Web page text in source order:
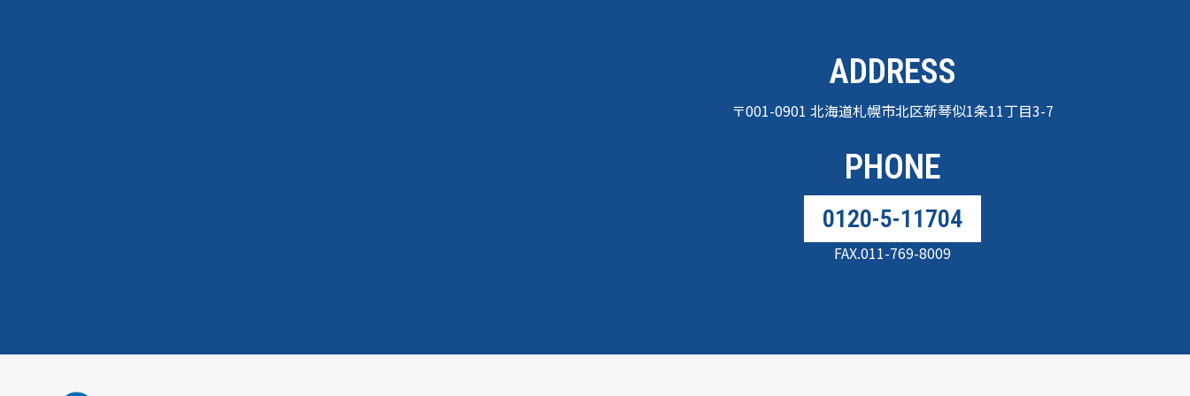
ADDRESS
〒001-0901 北海道札幌市北区新琴似1条11丁目3-7
PHONE
0120-5-11704
FAX.011-769-8009